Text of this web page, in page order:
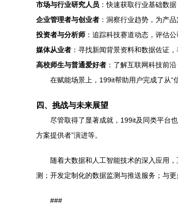
市场与行业研究人员 ：快速获取行业基础数
企业管理者与创业者 ：洞察行业趋势，为产
投资者与分析师 ：追踪科技赛道动态，评估公
媒体从业者 ：寻找新闻背景资料和数据佐证，
高校师生与普通爱好者 ：了解互联网科技前
在赋能场景上，199it帮助用户完成了从“
四、挑战与未来展望
尽管取得了显著成就，199it及同类平台
方案提供者”演进等。
随着大数据和人工智能技术的深入应用
测；开发定制化的数据监测与推送服务；与
###